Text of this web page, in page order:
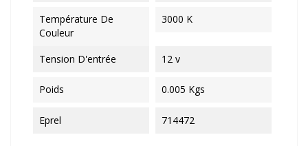
Température De
Couleur
3000 K
Tension D'entrée 12 v
Poids 0.005 Kgs
Eprel 714472